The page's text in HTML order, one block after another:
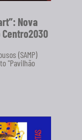
Nova
(SAMP)
"Pavilhão